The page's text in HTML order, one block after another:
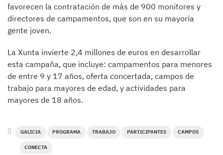
favorecen la contratación de más de 900 monitores y
directores de campamentos, que son en su mayoría
gente joven.
La Xunta invierte 2,4 millones de euros en desarrollar
esta campaña, que incluye: campamentos para menores
de entre 9 y 17 años, oferta concertada, campos de
trabajo para mayores de edad, y actividades para
mayores de 18 años.
GALICIA PROGRAMA TRABAJO PARTICIPANTES CAMPOS
CONECTA